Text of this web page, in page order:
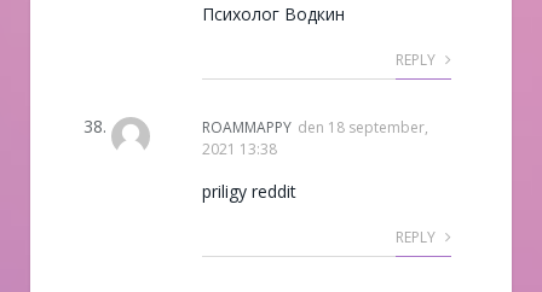
Психолог Водкин
REPLY
ROAMMAPPY den 18 september,
2021 13:38
priligy reddit
REPLY